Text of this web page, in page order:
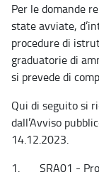
Per le domande
state avviate,
procedure di
graduatorie di
si prevede di
Qui di seguito si
dall’Avviso
14.12.2023.
1. SRA01 -